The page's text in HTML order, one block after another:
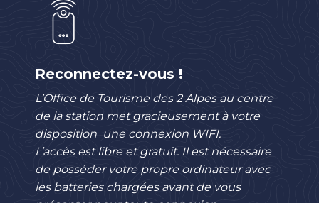
Reconnectez-vous !
L’Office de Tourisme des 2 Alpes au centre
de la station met gracieusement à votre
disposition une connexion WIFI.
L’accès est libre et gratuit. Il est nécessaire
de posséder votre propre ordinateur avec
les batteries chargées avant de vous